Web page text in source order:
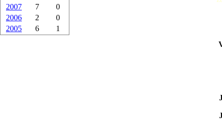
2007
7
0
2006
2
0
2005
6 1